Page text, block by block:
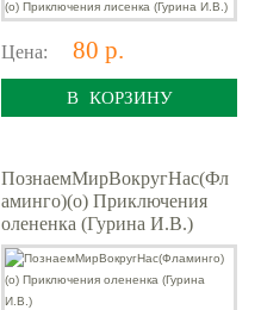
Цена: 80 р.
В КОРЗИНУ
ПознаемМирВокругНас(Фл
аминго)(о) Приключения
олененка (Гурина И.В.)